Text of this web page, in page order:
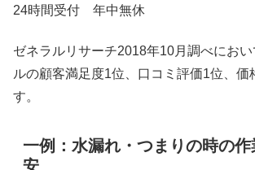
24時間受付 年中無休
ゼネラルリサーチ2018年10月調べにお
ルの顧客満足度1位、口コミ評価1位、価
す。
一例：水漏れ・つまりの時の作
安